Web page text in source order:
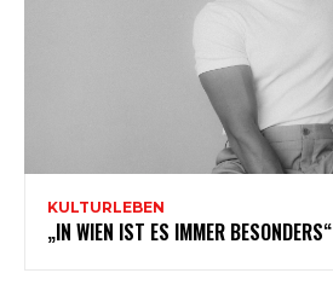
KULTURLEBEN
„IN WIEN IST ES IMMER BESONDERS“